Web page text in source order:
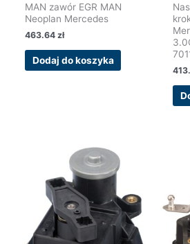
MAN zawór EGR MAN
Neoplan Mercedes
463.64zł
Dodaj do koszyka